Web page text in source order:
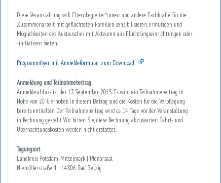
Diese Veranstaltung will Elternbegleiter*innen und andere Fachkräfte für die
Zusammenarbeit mit geflüchteten Familien sensibilisieren, ermutigen und
Möglichkeiten des Austausches mit Akteuren aus Flüchtlingseinrichtungen oder
-initiativen bieten.
Programmflyer mit Anmeldeformular zum Download
Anmeldung und Teilnahmebeitrag
Anmeldeschluss ist der 17. September 2015. Es wird ein Teilnahmebeitrag in
Höhe von 20 € erhoben. In diesem Betrag sind die Kosten für die Verpflegung
bereits enthalten. Der Teilnahmebeitrag wird ca. 14 Tage vor der Veranstaltung
in Rechnung gestellt. Wir bitten Sie, diese Rechnung abzuwarten. Fahrt- und
Übernachtungskosten werden nicht erstattet.
Tagungsort
Landkreis Potsdam-Mittelmark | Plenarsaal
Niemöllerstraße 1 | 14806 Bad Belzig